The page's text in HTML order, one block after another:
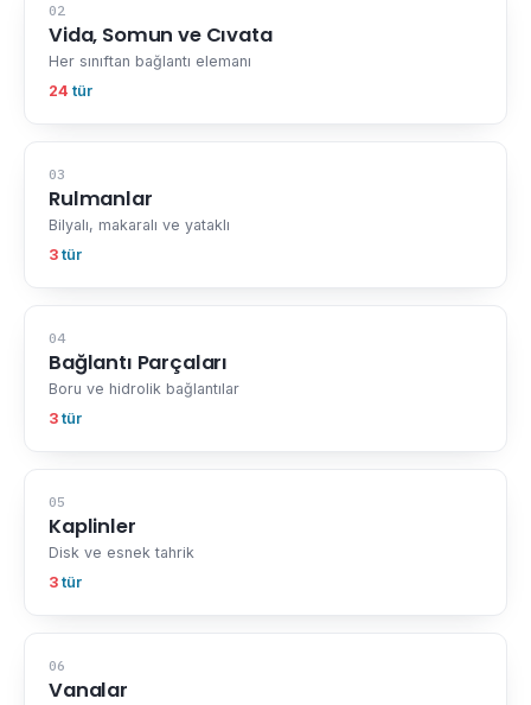
02
Vida, Somun ve Cıvata
Her sınıftan bağlantı elemanı
24 tür
03
Rulmanlar
Bilyalı, makaralı ve yataklı
3 tür
04
Bağlantı Parçaları
Boru ve hidrolik bağlantılar
3 tür
05
Kaplinler
Disk ve esnek tahrik
3 tür
06
Vanalar